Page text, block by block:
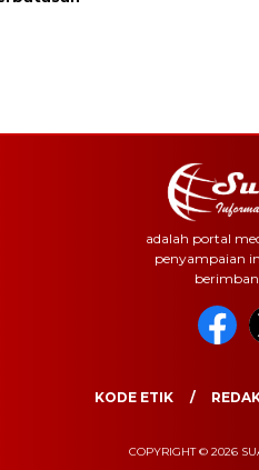
adalah portal
penyampaian
KODE ETIK
COPYRIGHT © 2026